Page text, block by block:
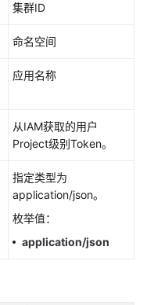
集群ID
命名空间
应用名称
从IAM获取的用户
Project级别Token。
指定类型为
application/json。
枚举值：
application/json